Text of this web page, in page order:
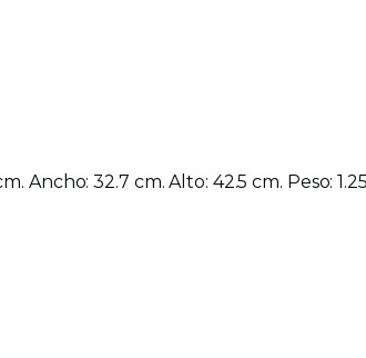
Ancho: 32.7 cm. Alto: 42.5 cm. Peso: